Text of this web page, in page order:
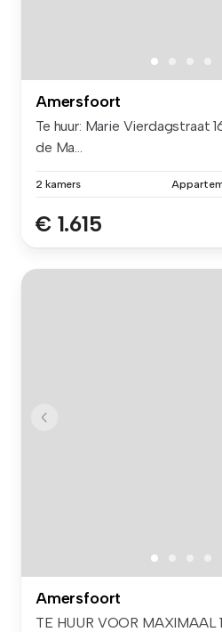
Amersfoort
Te huur: Marie Vierdagstraat
de Ma...
2 kamers
€ 1.615
Amersfoort
TE HUUR VOOR MAXIMAAL